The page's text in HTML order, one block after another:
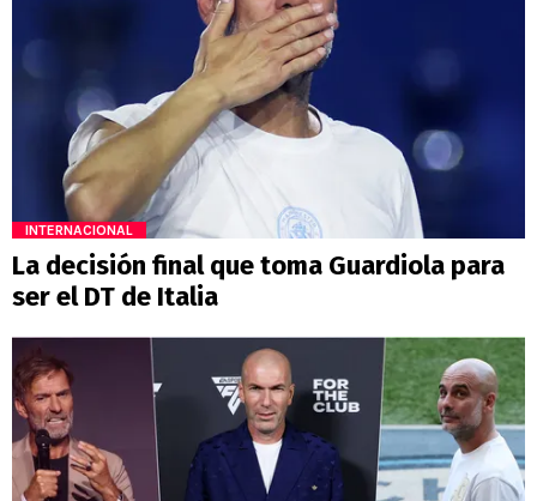
INTERNACIONAL
La decisión final que toma Guardiola para
ser el DT de Italia